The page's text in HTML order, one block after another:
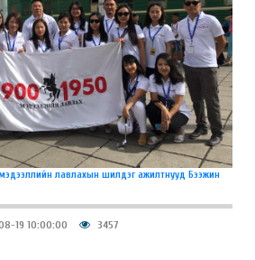
мэдээллийн лавлахын шилдэг ажилтнууд Бээжин
19 10:00:00 3457